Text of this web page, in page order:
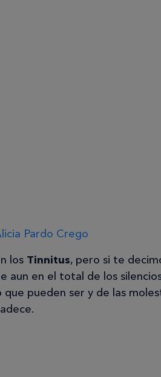
Pardo Crego
los Tinnitus, pero si te
aun en el total de los
que pueden ser y de las